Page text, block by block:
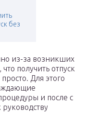
без
из-за возникших
получить отпуск
Для этого
и после с